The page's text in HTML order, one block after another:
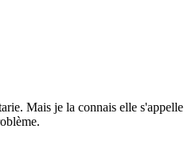
Mais je la connais elle s'appelle